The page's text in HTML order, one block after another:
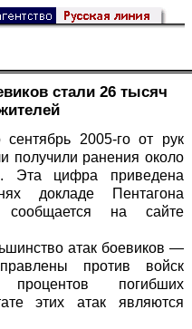
стали 26 тысяч
2005-го от рук
получили ранения около
Эта цифра приведена
докладе Пентагона
сообщается на сайте
атак боевиков —
против войск
погибших
этих атак являются